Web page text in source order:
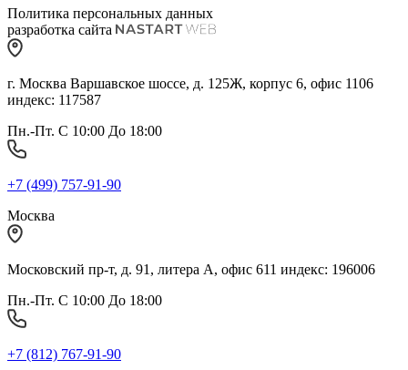
Политика персональных данных
разработка сайта
г. Москва Варшавское шоссе, д. 125Ж, корпус 6, офис 1106
индекс: 117587
Пн.-Пт. С 10:00 До 18:00
+7 (499) 757-91-90
Москва
Московский пр-т, д. 91, литера А, офис 611 индекс: 196006
Пн.-Пт. С 10:00 До 18:00
+7 (812) 767-91-90